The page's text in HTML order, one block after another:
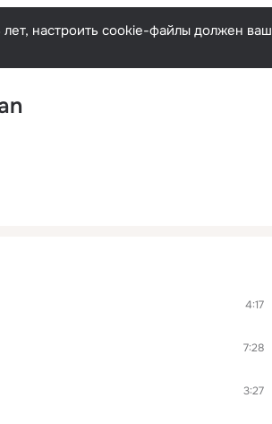
настроить cookie-файлы должен ваш
4:17
7:28
3:27